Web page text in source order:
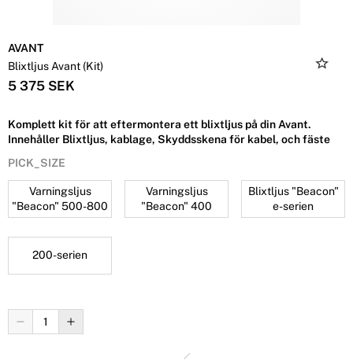
AVANT
Blixtljus Avant (Kit)
5 375 SEK
Komplett kit för att eftermontera ett blixtljus på din Avant.
Innehåller Blixtljus, kablage, Skyddsskena för kabel, och fäste
PICK_SIZE
Varningsljus
"Beacon" 500-800
Varningsljus
"Beacon" 400
Blixtljus "Beacon"
e-serien
200-serien